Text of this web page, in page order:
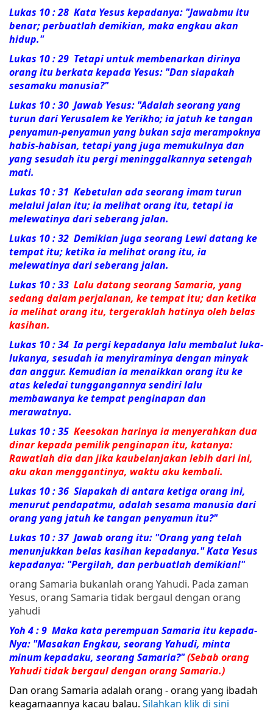
Lukas 10 : 28 Kata Yesus kepadanya: "Jawabmu itu
benar; perbuatlah demikian, maka engkau akan
hidup."
Lukas 10 : 29 Tetapi untuk membenarkan dirinya
orang itu berkata kepada Yesus: "Dan siapakah
sesamaku manusia?"
Lukas 10 : 30 Jawab Yesus: "Adalah seorang yang
turun dari Yerusalem ke Yerikho; ia jatuh ke tangan
penyamun-penyamun yang bukan saja merampoknya
habis-habisan, tetapi yang juga memukulnya dan
yang sesudah itu pergi meninggalkannya setengah
mati.
Lukas 10 : 31 Kebetulan ada seorang imam turun
melalui jalan itu; ia melihat orang itu, tetapi ia
melewatinya dari seberang jalan.
Lukas 10 : 32 Demikian juga seorang Lewi datang ke
tempat itu; ketika ia melihat orang itu, ia
melewatinya dari seberang jalan.
Lukas 10 : 33 Lalu datang seorang Samaria, yang
sedang dalam perjalanan, ke tempat itu; dan ketika
ia melihat orang itu, tergeraklah hatinya oleh belas
kasihan.
Lukas 10 : 34Ia pergi kepadanya lalu membalut luka-
lukanya, sesudah ia menyiraminya dengan minyak
dan anggur. Kemudian ia menaikkan orang itu ke
atas keledai tunggangannya sendiri lalu
membawanya ke tempat penginapan dan
merawatnya.
Lukas 10 : 35 Keesokan harinya ia menyerahkan dua
dinar kepada pemilik penginapan itu, katanya:
Rawatlah dia dan jika kaubelanjakan lebih dari ini,
aku akan menggantinya, waktu aku kembali.
Lukas 10 : 36 Siapakah di antara ketiga orang ini,
menurut pendapatmu, adalah sesama manusia dari
orang yang jatuh ke tangan penyamun itu?"
Lukas 10 : 37 Jawab orang itu: "Orang yang telah
menunjukkan belas kasihan kepadanya." Kata Yesus
kepadanya: "Pergilah, dan perbuatlah demikian!"
orang Samaria bukanlah orang Yahudi. Pada zaman
Yesus, orang Samaria tidak bergaul dengan orang
yahudi
Yoh 4 : 9 Maka kataperempuan Samariaitu kepada-
Nya: "Masakan Engkau, seorang Yahudi, minta
minum kepadaku, seorangSamaria?"(Sebab orang
Yahudi tidak bergaul dengan orangSamaria.)
Dan orang Samaria adalah orang - orang yang ibadah
keagamaannya kacau balau. Silahkan klik di sini